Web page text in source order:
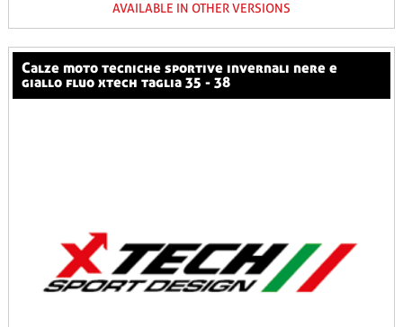
AVAILABLE IN OTHER VERSIONS
calze moto tecniche sportive invernali nere e
giallo fluo xtech taglia 35 - 38